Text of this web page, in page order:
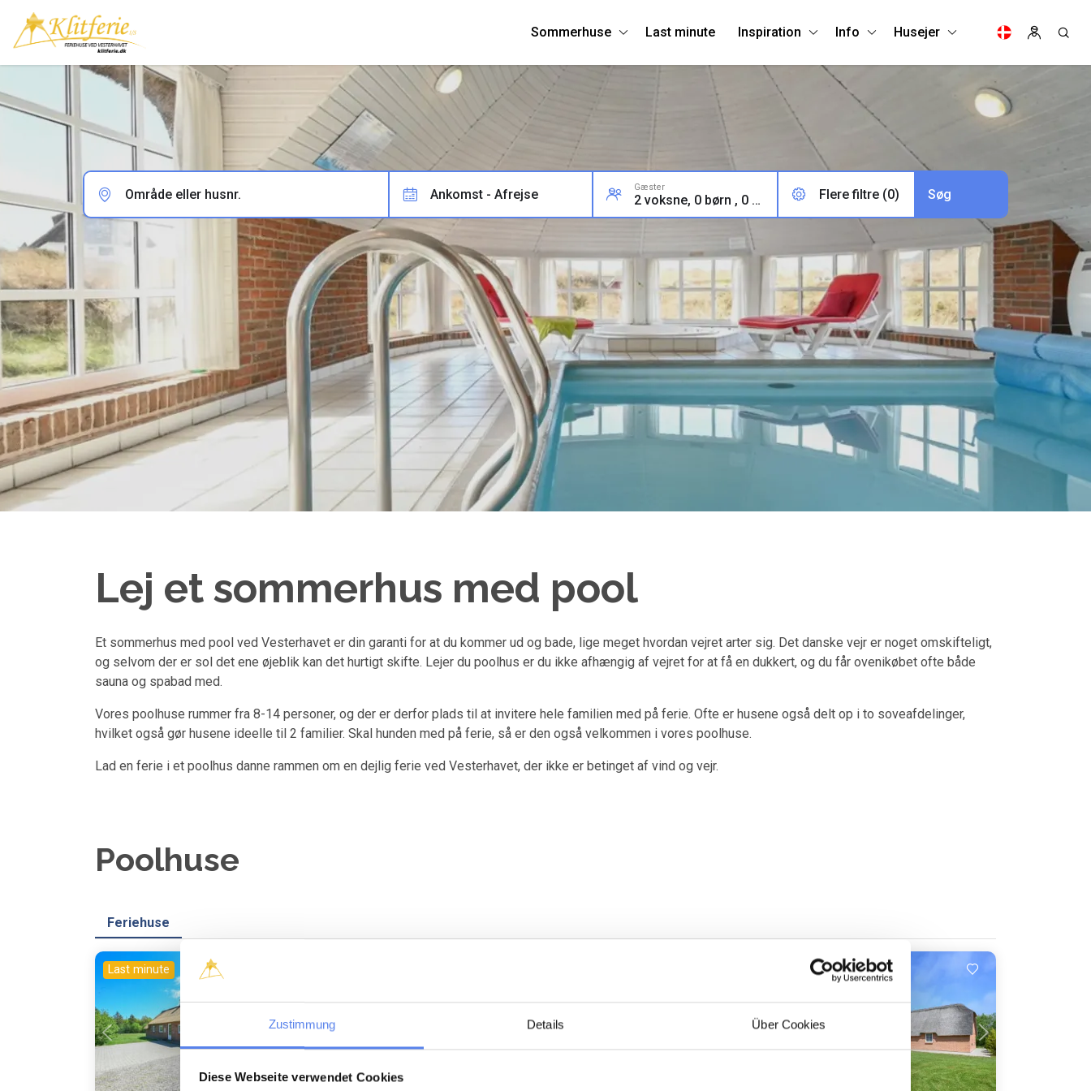
Zustimmung Details Über Cookies
Diese Webseite verwendet Cookies
Sommerhuse Last minute Inspiration Info Husejer
Område eller husnr. Ankomst - Afrejse Gæster
2 voksne, 0 børn , 0 husdyr Flere filtre (0)
Lej et sommerhus med pool
Et sommerhus med pool ved Vesterhavet er din garanti for at du kommer ud og bade, lige meget hvordan vejret arter sig. Det danske vejr er noget omskifteligt,
og selvom der er sol det ene øjeblik kan det hurtigt skifte. Lejer du poolhus er du ikke afhængig af vejret for at få en dukkert, og du får ovenikøbet ofte både
sauna og spabad med.
Vores poolhuse rummer fra 8-14 personer, og der er derfor plads til at invitere hele familien med på ferie. Ofte er husene også delt op i to soveafdelinger,
hvilket også gør husene ideelle til 2 familier. Skal hunden med på ferie, så er den også velkommen i vores poolhuse.
Lad en ferie i et poolhus danne rammen om en dejlig ferie ved Vesterhavet, der ikke er betinget af vind og vejr.
Poolhuse
Feriehuse
Last minute
Indlæser... Indlæser... Indlæser... Indlæser...